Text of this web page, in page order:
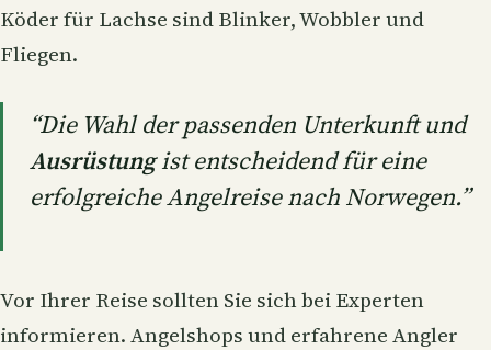
Köder für Lachse sind Blinker, Wobbler und
Fliegen.
“Die Wahl der passenden Unterkunft und
Ausrüstungist entscheidend für eine
erfolgreiche Angelreise nach Norwegen.”
Vor Ihrer Reise sollten Sie sich bei Experten
informieren. Angelshops und erfahrene Angler